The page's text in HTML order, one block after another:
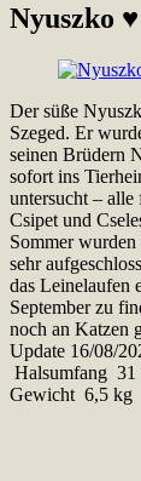
Nyuszko
Der süße
Szeged. Er
seinen Brüdern
sofort ins
untersucht –
Csipet und
Sommer
sehr
das Leinelaufen
September zu
noch an Katzen
Update 16/08/
Halsumfang 31
Gewicht 6,5 kg